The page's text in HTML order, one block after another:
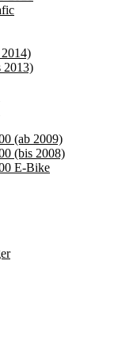
2013)
(ab 2009)
(bis 2008)
E-Bike